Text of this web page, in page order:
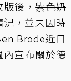
版後，紫色奶
，並未因時
Brode近日
內宣布關於德